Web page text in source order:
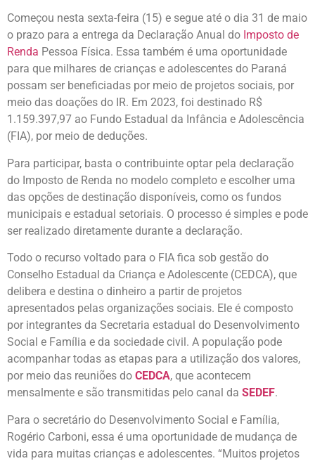
Começou nesta sexta-feira (15) e segue até o dia 31 de maio
o prazo para a entrega da Declaração Anual do Imposto de
Renda Pessoa Física. Essa também é uma oportunidade
para que milhares de crianças e adolescentes do Paraná
possam ser beneficiadas por meio de projetos sociais, por
meio das doações do IR. Em 2023, foi destinado R$
1.159.397,97 ao Fundo Estadual da Infância e Adolescência
(FIA), por meio de deduções.
Para participar, basta o contribuinte optar pela declaração
do Imposto de Renda no modelo completo e escolher uma
das opções de destinação disponíveis, como os fundos
municipais e estadual setoriais. O processo é simples e pode
ser realizado diretamente durante a declaração.
Todo o recurso voltado para o FIA fica sob gestão do
Conselho Estadual da Criança e Adolescente (CEDCA), que
delibera e destina o dinheiro a partir de projetos
apresentados pelas organizações sociais. Ele é composto
por integrantes da Secretaria estadual do Desenvolvimento
Social e Família e da sociedade civil. A população pode
acompanhar todas as etapas para a utilização dos valores,
por meio das reuniões do CEDCA, que acontecem
mensalmente e são transmitidas pelo canal da SEDEF.
Para o secretário do Desenvolvimento Social e Família,
Rogério Carboni, essa é uma oportunidade de mudança de
vida para muitas crianças e adolescentes. “Muitos projetos